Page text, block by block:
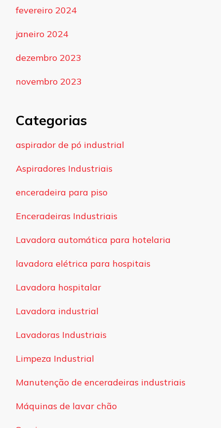
fevereiro 2024
janeiro 2024
dezembro 2023
novembro 2023
Categorias
aspirador de pó industrial
Aspiradores Industriais
enceradeira para piso
Enceradeiras Industriais
Lavadora automática para hotelaria
lavadora elétrica para hospitais
Lavadora hospitalar
Lavadora industrial
Lavadoras Industriais
Limpeza Industrial
Manutenção de enceradeiras industriais
Máquinas de lavar chão